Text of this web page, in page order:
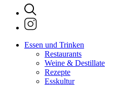
Essen und Trinken
Restaurants
Weine & Destillate
Rezepte
Esskultur